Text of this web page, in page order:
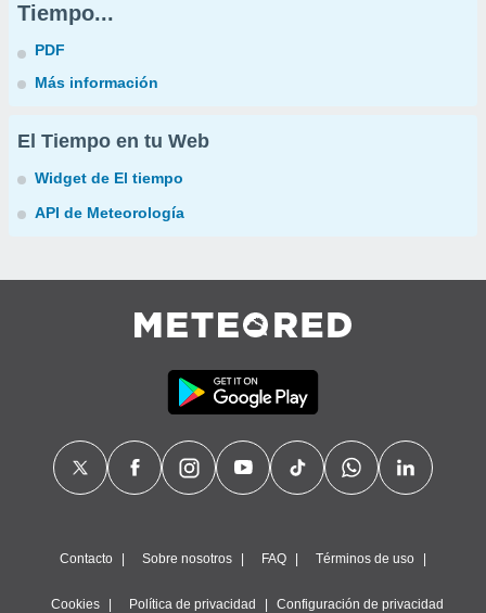
Tiempo...
PDF
Más información
El Tiempo en tu Web
Widget de El tiempo
API de Meteorología
Contacto Sobre nosotros FAQ Términos de uso
Cookies Política de privacidad Configuración de privacidad